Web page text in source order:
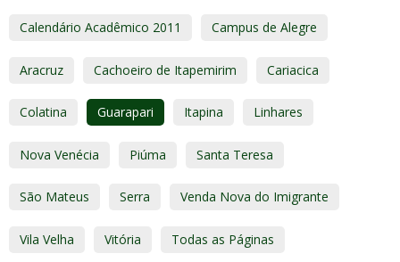
Calendário Acadêmico 2011 Campus de Alegre
Aracruz Cachoeiro de Itapemirim Cariacica
Colatina Guarapari Itapina Linhares
Nova Venécia Piúma Santa Teresa
São Mateus Serra Venda Nova do Imigrante
Vila Velha Vitória Todas as Páginas